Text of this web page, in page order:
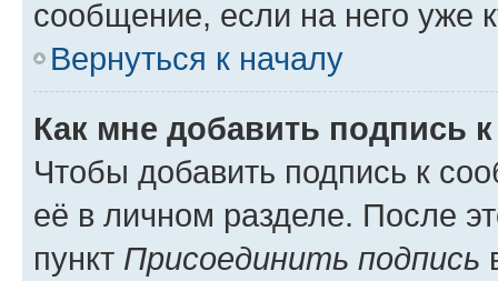
сообщение, если на него уже
Вернуться к началу
Как мне добавить подпись
Чтобы добавить подпись к
её в личном разделе. После
пункт Присоединить подпись